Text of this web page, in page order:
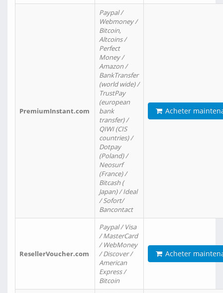
PremiumInstant.com
Paypal /
Webmoney /
Bitcoin,
Altcoins /
Perfect
Money /
Amazon /
BankTransfer
(world wide) /
TrustPay
(european
bank
transfer) /
QIWI (CIS
countries) /
Dotpay
(Poland) /
Neosurf
(France) /
Bitcash (
Japan) / Ideal
/ Sofort/
Bancontact
Acheter
ResellerVoucher.com
Paypal / Visa
/ MasterCard
/ WebMoney
/ Discover /
American
Express /
Bitcoin
Acheter